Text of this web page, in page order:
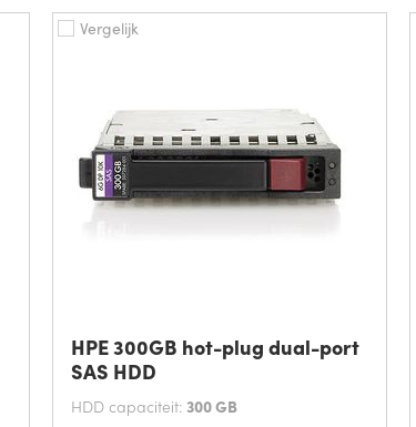
Vergelijk
HPE 300GB hot-plug dual-port
SAS HDD
HDD capaciteit: 300 GB